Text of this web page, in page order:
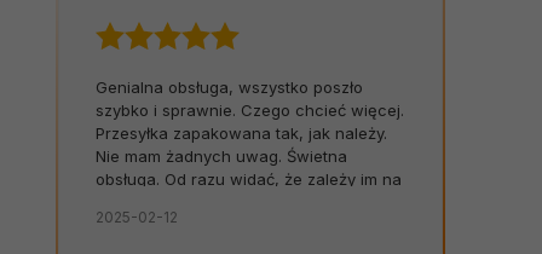
Genialna obsługa, wszystko poszło
szybko i sprawnie. Czego chcieć więcej.
Przesyłka zapakowana tak, jak należy.
Nie mam żadnych uwag. Świetna
obsługa. Od razu widać, że zależy im na
czas, bez zbędnych nerwów. Sklep bez
2025-02-12